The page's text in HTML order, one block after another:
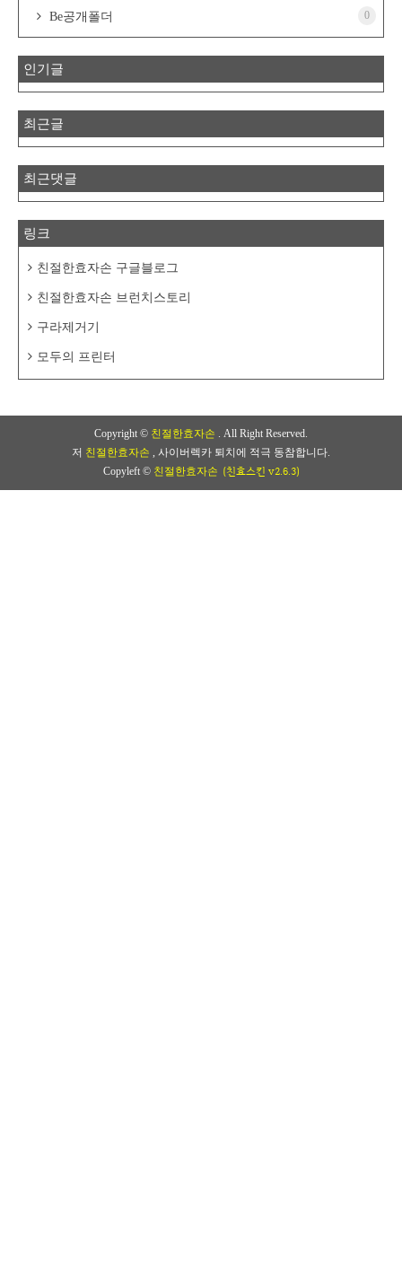
Be공개폴더 0
인기글
최근글
최근댓글
링크
친절한효자손 구글블로그
친절한효자손 브런치스토리
구라제거기
모두의 프린터
Copyright © 친절한효자손 . All Right Reserved.
저 친절한효자손 , 사이버렉카 퇴치에 적극 동참합니다.
Copyleft © 친절한효자손 (친효스킨 v2.6.3)